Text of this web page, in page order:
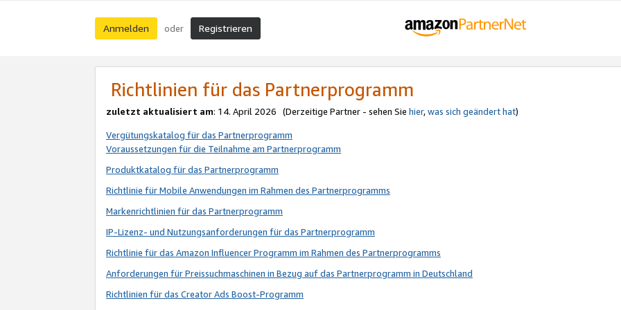
Anmelden oder Registrieren
Richtlinien für das Partnerprogramm
zuletzt aktualisiert am: 14. April 2026 (Derzeitige Partner - sehen Sie hier,was sich geändert hat)
Vergütungskatalog für das Partnerprogramm
Voraussetzungen für die Teilnahme am Partnerprogramm
Produktkatalog für das Partnerprogramm
Richtlinie für Mobile Anwendungen im Rahmen des Partnerprogramms
Markenrichtlinien für das Partnerprogramm
IP-Lizenz- und Nutzungsanforderungen für das Partnerprogramm
Richtlinie für das Amazon Influencer Programm im Rahmen des Partnerprogramms
Anforderungen für Preissuchmaschinen in Bezug auf das Partnerprogramm in Deutschland
Richtlinien für das Creator Ads Boost-Programm